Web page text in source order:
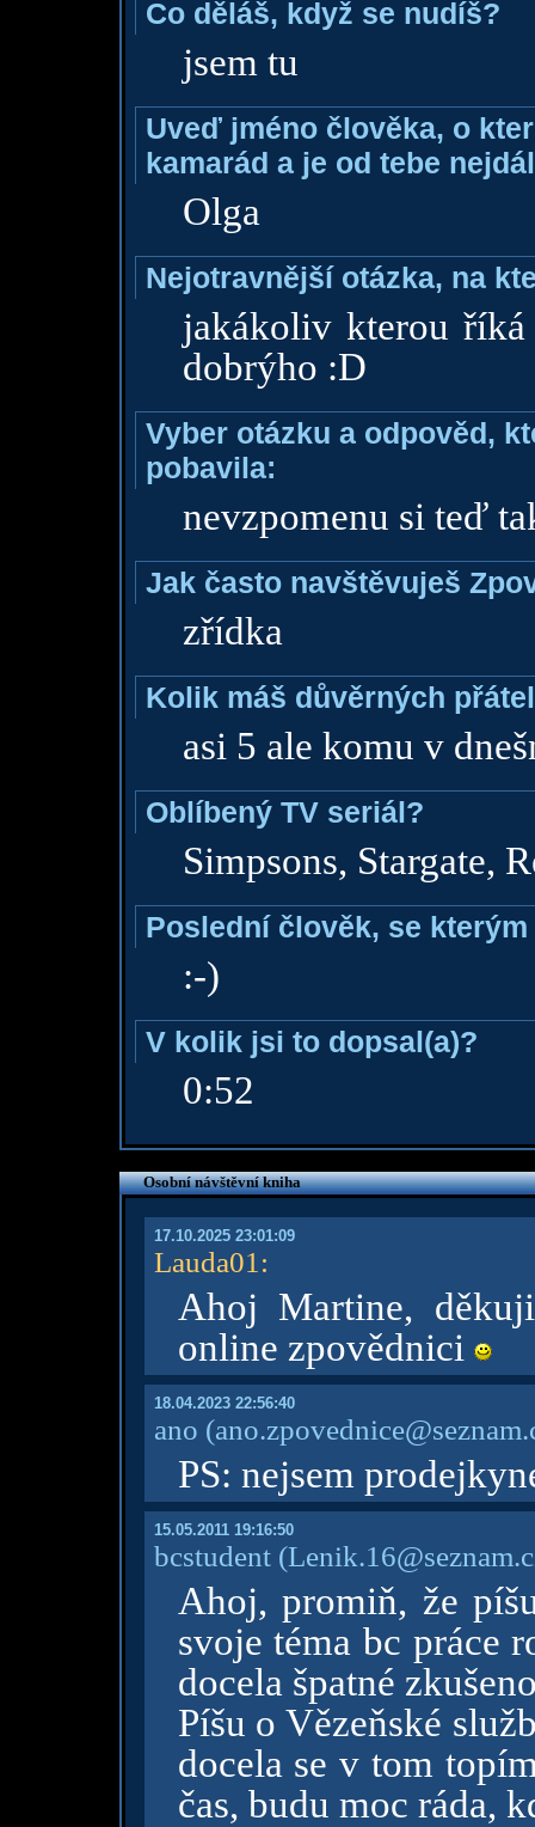
Co děláš, když se nudíš?
jsem tu
Uveď jméno člověka, o
kamarád a je od tebe
Olga
Nejotravnější otázka, na
jakákoliv kterou
dobrýho :D
Vyber otázku a odpověd,
pobavila:
nevzpomenu si teď
Jak často navštěvuješ
zřídka
Kolik máš důvěrných
asi 5 ale komu v
Oblíbený TV seriál?
Simpsons, Stargate,
Poslední člověk, se
:-)
V kolik jsi to dopsal(a)?
0:52
Osobní návštěvní kniha
17.10.2025 23:01:09
Lauda01 :
Ahoj Martine,
online zpovědnici
18.04.2023 22:56:40
ano
PS: nejsem
15.05.2011 19:16:50
bcstudent
Ahoj, promiň, že
svoje téma bc práce
docela špatné
Píšu o Vězeňské
docela se v tom
čas, budu moc ráda,